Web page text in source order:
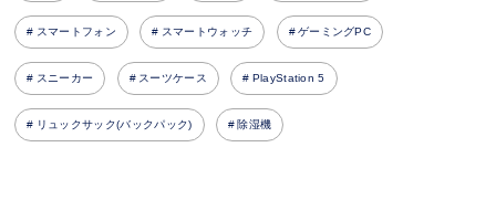
スマートフォン スマートウォッチ ゲーミングPC
スニーカー スーツケース PlayStation 5
リュックサック(バックパック) 除湿機